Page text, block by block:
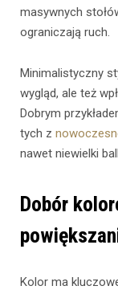
masywnych
ograniczają ruch.
Minimalistyczny
wygląd, ale też
Dobrym
tych z
nawet niewielki
Dobór
Kolor ma